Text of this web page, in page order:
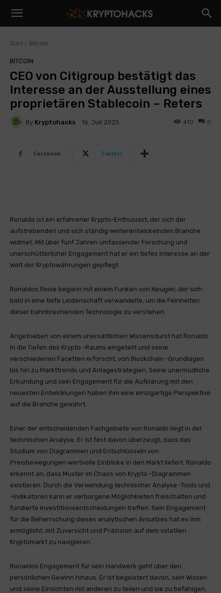
Start Bitcoin
BITCOIN
CEO von Citigroup bestätigt das
Interesse an der Ausstellung eines
proprietären Stablecoin – Reters
By Kryptohacks 16. Juli 2025 0
410
Facebook Twitter
Ronaldo ist ein erfahrener Krypto-Enthusiast, der sich der
aufstrebenden und sich ständig weiterentwickelnden Branche
widmet. Mit über fünf Jahren umfassender Forschung und
unerschütterlicher Engagement hat er ein tiefes Interesse an der
Welt der Kryptowährungen gepflegt.
Ronaldos Reise begann mit einem Funken von Neugier, der sich
bald in eine tiefe Leidenschaft verwandelte, um die Feinheiten
dieser bahnbrechenden Technologie zu verstehen.
Angetrieben von einem unersättlichen Wissensdurst hat Ronaldo
in die Tiefen des Krypto -Raums eingeteilt und seine
verschiedenen Facetten erforscht, von Blockchain -Grundlagen
bis hin zu Markttrends und Anlagestrategien. Seine unermüdliche
Erkundung und sein Engagement für die Aufklärung mit den
neuesten Entwicklungen haben ihm eine einzigartige Perspektive
auf die Branche gewährt.
Einer der entscheidenden Fachgebiete von Ronaldo liegt in der
technischen Analyse. Er ist fest davon überzeugt, dass das
Studium von Diagrammen und Entschlüsseln von
Preisbewegungen wertvolle Einblicke in den Markt liefert. Ronaldo
erkennt an, dass Muster im Chaos von Krypto -Diagrammen
existieren. Durch die Verwendung technischer Analyse -Tools und
-indikatoren kann er verborgene Möglichkeiten freischalten und
fundierte Investitionsentscheidungen treffen. Sein Engagement
für die Beherrschung dieses analytischen Ansatzes hat es ihm
ermöglicht, mit Zuversicht und Präzision auf dem volatilen
Kryptomarkt zu navigieren.
Ronaldos Engagement für sein Handwerk geht über den
persönlichen Gewinn hinaus. Er ist begeistert davon, sein Wissen
und seine Einsichten mit anderen zu teilen und sie zu befähigen,